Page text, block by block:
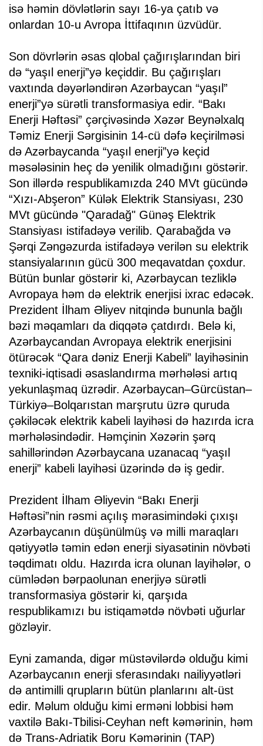
isə həmin dövlətlərin sayı 16-ya çatıb və
onlardan 10-u Avropa İttifaqının üzvüdür.
Son dövrlərin əsas qlobal çağırışlarından biri
də “yaşıl enerji”yə keçiddir. Bu çağırışları
vaxtında dəyərləndirən Azərbaycan “yaşıl”
enerji”yə sürətli transformasiya edir. “Bakı
Enerji Həftəsi” çərçivəsində Xəzər Beynəlxalq
Təmiz Enerji Sərgisinin 14-cü dəfə keçirilməsi
də Azərbaycanda “yaşıl enerji”yə keçid
məsələsinin heç də yenilik olmadığını göstərir.
Son illərdə respublikamızda 240 MVt gücündə
“Xızı-Abşeron” Külək Elektrik Stansiyası, 230
MVt gücündə "Qaradağ" Günəş Elektrik
Stansiyası istifadəyə verilib. Qarabağda və
Şərqi Zəngəzurda istifadəyə verilən su elektrik
stansiyalarının gücü 300 meqavatdan çoxdur.
Bütün bunlar göstərir ki, Azərbaycan tezliklə
Avropaya həm də elektrik enerjisi ixrac edəcək.
Prezident İlham Əliyev nitqində bununla bağlı
bəzi məqamları da diqqətə çatdırdı. Belə ki,
Azərbaycandan Avropaya elektrik enerjisini
ötürəcək “Qara dəniz Enerji Kabeli” layihəsinin
texniki-iqtisadi əsaslandırma mərhələsi artıq
yekunlaşmaq üzrədir. Azərbaycan–Gürcüstan–
Türkiyə–Bolqarıstan marşrutu üzrə quruda
çəkiləcək elektrik kabeli layihəsi də hazırda icra
mərhələsindədir. Həmçinin Xəzərin şərq
sahillərindən Azərbaycana uzanacaq “yaşıl
enerji” kabeli layihəsi üzərində də iş gedir.
Prezident İlham Əliyevin “Bakı Enerji
Həftəsi”nin rəsmi açılış mərasimindəki çıxışı
Azərbaycanın düşünülmüş və milli maraqları
qətiyyətlə təmin edən enerji siyasətinin növbəti
təqdimatı oldu. Hazırda icra olunan layihələr, o
cümlədən bərpaolunan enerjiyə sürətli
transformasiya göstərir ki, qarşıda
respublikamızı bu istiqamətdə növbəti uğurlar
gözləyir.
Eyni zamanda, digər müstəvilərdə olduğu kimi
Azərbaycanın enerji sferasındakı nailiyyətləri
də antimilli qrupların bütün planlarını alt-üst
edir. Məlum olduğu kimi erməni lobbisi həm
vaxtilə Bakı-Tbilisi-Ceyhan neft kəmərinin, həm
də Trans-Adriatik Boru Kəmərinin (TAP)